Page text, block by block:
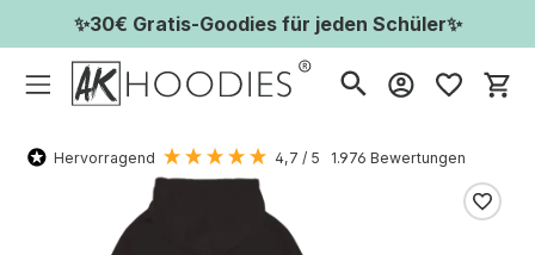
✨30€ Gratis-Goodies für jeden Schüler✨
Hervorragend 4,7 / 5 1.976 Bewertungen